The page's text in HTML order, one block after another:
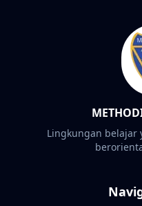
Lingkungan belajar